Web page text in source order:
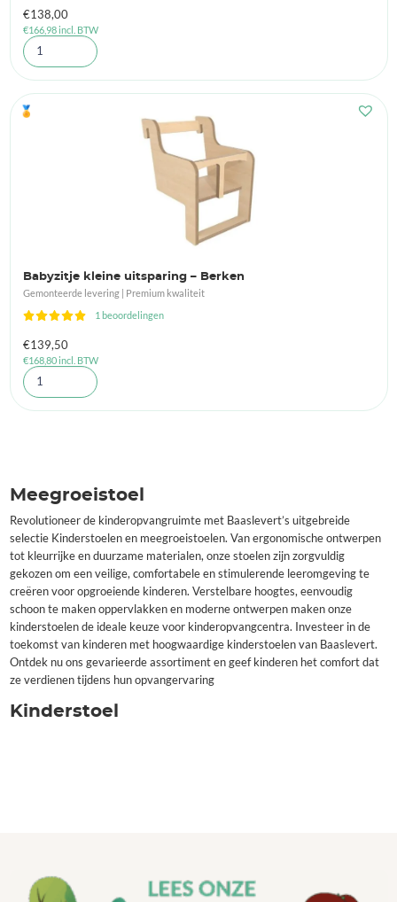
€138,00
€166,98incl. BTW
🏅
Babyzitje kleine uitsparing – Berken
Gemonteerde levering | Premium kwaliteit
1 beoordelingen
€139,50
€168,80incl. BTW
Meegroeistoel
Revolutioneer de kinderopvangruimte met Baaslevert’s uitgebreide
selectie Kinderstoelen en meegroeistoelen. Van ergonomische ontwerpen
tot kleurrijke en duurzame materialen, onze stoelen zijn zorgvuldig
gekozen om een veilige, comfortabele en stimulerende leeromgeving te
creëren voor opgroeiende kinderen. Verstelbare hoogtes, eenvoudig
schoon te maken oppervlakken en moderne ontwerpen maken onze
kinderstoelen de ideale keuze voor kinderopvangcentra. Investeer in de
toekomst van kinderen met hoogwaardige kinderstoelen van Baaslevert.
Ontdek nu ons gevarieerde assortiment en geef kinderen het comfort dat
ze verdienen tijdens hun opvangervaring
Kinderstoel